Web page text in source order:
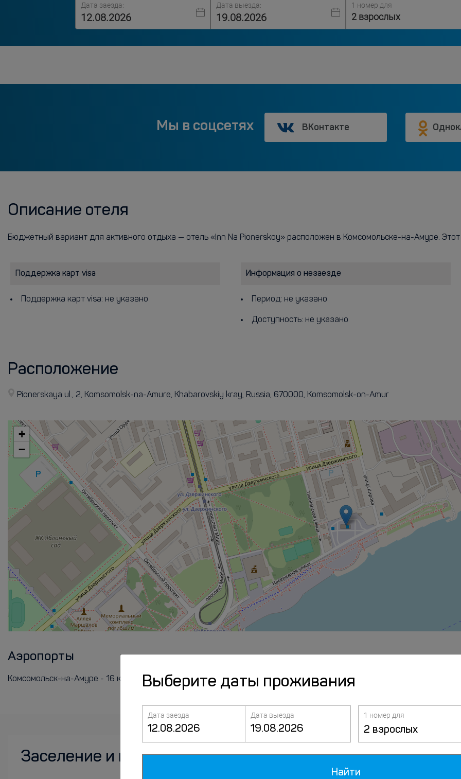
Дата заезда: Дата выезда: 1 номер для
2 взрослых
Мы в соцсетях ВКонтакте
Описание отеля
Бюджетный вариант для активного отдыха — отель «Inn Na Pionerskoy» расположен в Комсомольске-на-Амуре.
Поддержка карт visa
Поддержка карт visa: не указано
Информация о незаезде
Период: не указано
Доступность: не указано
Расположение
Pionerskaya ul., 2, Komsomolsk-na-Amure, Khabarovskiy kray, Russia, 670000, Komsomolsk-on-Amur
+
−
Аэропорты
Комсомольск-на-Амуре - 16 км
Заселение и выезд
Выберите даты проживания
Дата заезда Дата выезда 1 номер для
2 взрослых
Найти